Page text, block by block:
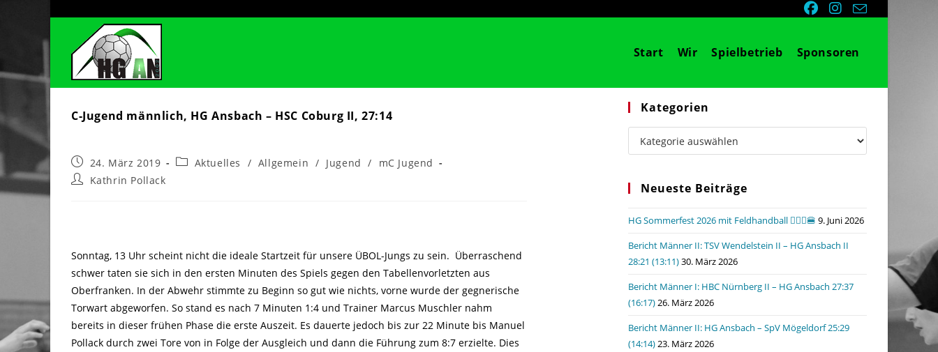
Start Wir Spielbetrieb Sponsoren
C-Jugend männlich, HG Ansbach – HSC Coburg II, 27:14
Beitrag
veröffentlicht:
24. März 2019
Beitrags-
Aktuelles / Allgemein / Jugend /
mC Jugend
Beitrags-
Kathrin Pollack
Sonntag, 13 Uhr scheint nicht die ideale Startzeit für unsere ÜBOL-Jungs zu sein. Überraschend
schwer taten sie sich in den ersten Minuten des Spiels gegen den Tabellenvorletzten aus
Oberfranken. In der Abwehr stimmte zu Beginn so gut wie nichts, vorne wurde der gegnerische
Torwart abgeworfen. So stand es nach 7 Minuten 1:4 und Trainer Marcus Muschler nahm
bereits in dieser frühen Phase die erste Auszeit. Es dauerte jedoch bis zur 22 Minute bis Manuel
Pollack durch zwei Tore von in Folge der Ausgleich und dann die Führung zum 8:7 erzielte. Dies
Kategorien
Kategorien
Neueste Beiträge
HG Sommerfest 2026 mit Feldhandball 🤾🏼‍♂️🍔 9. Juni 2026
Bericht Männer II: TSV Wendelstein II – HG Ansbach II
28:21 (13:11)30. März 2026
Bericht Männer I: HBC Nürnberg II – HG Ansbach 27:37
(16:17)26. März 2026
Bericht Männer II: HG Ansbach – SpV Mögeldorf 25:29
(14:14)23. März 2026